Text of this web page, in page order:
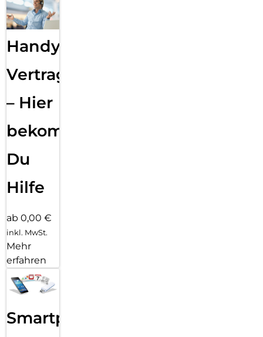
Handy
Vertragsabwicklung
– Hier
bekommst
Du
Hilfe
ab 0,00 €
inkl. MwSt.
Mehr
erfahren
Smartphone